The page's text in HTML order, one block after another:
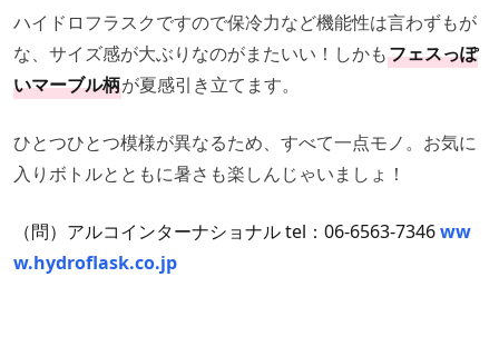
ハイドロフラスクですので保冷力など機能性は言わずもが
な、サイズ感が大ぶりなのがまたいい！しかもフェスっぽ
いマーブル柄が夏感引き立てます。
ひとつひとつ模様が異なるため、すべて一点モノ。お気に
入りボトルとともに暑さも楽しんじゃいましょ！
（問）アルコインターナショナル tel：06-6563-7346ww
w.hydroflask.co.jp